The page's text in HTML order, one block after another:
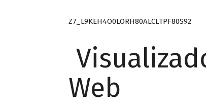
Z7_L9KEH4O0LORH80ALCLTPF80S92
Web